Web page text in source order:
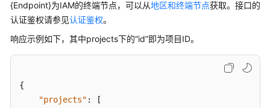
引
擎
户
指
{Endpoint}为IAM的终端节点，可以从地区和终端节点获取。接口的
认证鉴权请参见认证鉴权。
响应示例如下，其中projects下的“id”即为项目ID。
{
"projects" :
[